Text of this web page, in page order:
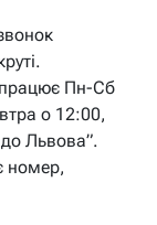
Пн-Сб
о 12:00,
Львова”.
номер,